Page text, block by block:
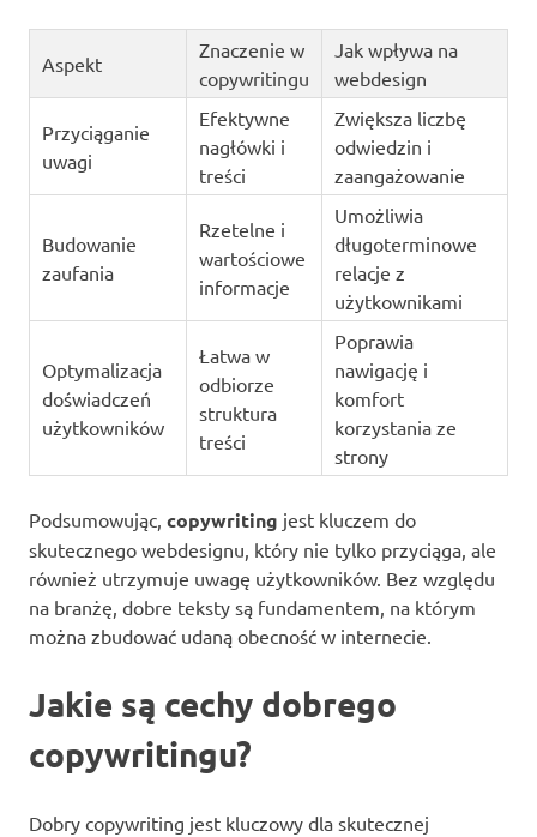
Aspekt
Znaczenie w
copywritingu
Jak wpływa na
webdesign
Przyciąganie
uwagi
Efektywne
nagłówki i
treści
Zwiększa liczbę
odwiedzin i
zaangażowanie
Budowanie
zaufania
Rzetelne i
wartościowe
informacje
Umożliwia
długoterminowe
relacje z
użytkownikami
Optymalizacja
doświadczeń
użytkowników
Łatwa w
odbiorze
struktura
treści
Poprawia
nawigację i
komfort
korzystania ze
strony
Podsumowując, copywriting jest kluczem do
skutecznego webdesignu, który nie tylko przyciąga, ale
również utrzymuje uwagę użytkowników. Bez względu
na branżę, dobre teksty są fundamentem, na którym
można zbudować udaną obecność w internecie.
Jakie są cechy dobrego
copywritingu?
Dobry copywriting jest kluczowy dla skutecznej